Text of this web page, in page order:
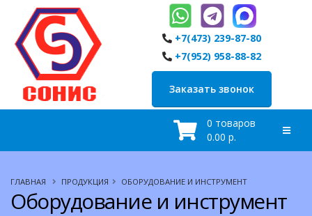
+7(473) 239-87-80
+7(952) 958-88-82
Заказать звонок
0 товаров
0.00 р.
Оборудование и инструмент
ГЛАВНАЯ ПРОДУКЦИЯ ОБОРУДОВАНИЕ И ИНСТРУМЕНТ